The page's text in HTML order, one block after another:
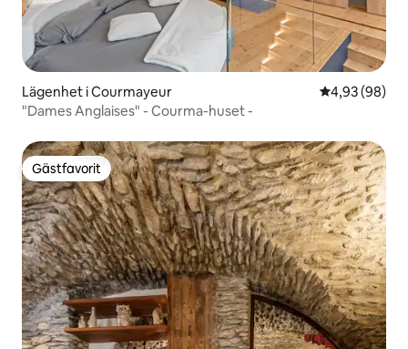
Lägenhet i Courmayeur 4,93 av 5 i
4,93 (98)
"Dames Anglaises" - Courma-huset -
Gästfavorit
Gästfavorit